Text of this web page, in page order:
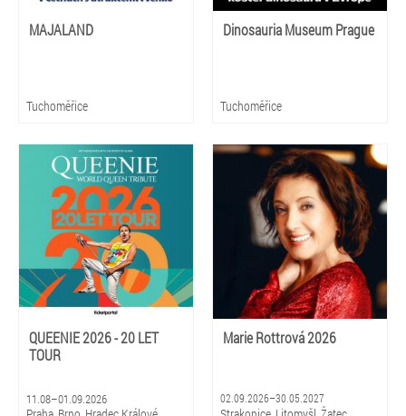
MAJALAND
Tuchoměřice
Dinosauria Museum Prague
Tuchoměřice
QUEENIE 2026 - 20 LET
TOUR
11.08–01.09.2026
Marie Rottrová 2026
02.09.2026–30.05.2027